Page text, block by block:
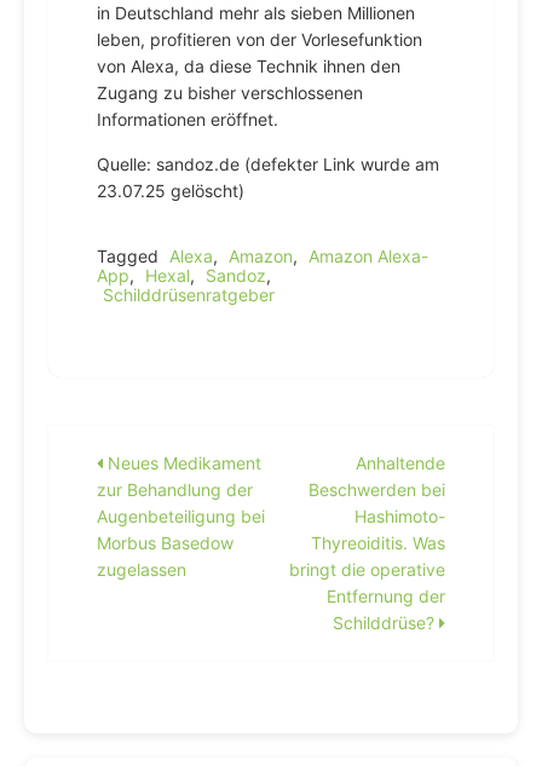
in Deutschland mehr als sieben Millionen
leben, profitieren von der Vorlesefunktion
von Alexa, da diese Technik ihnen den
Zugang zu bisher verschlossenen
Informationen eröffnet.
Quelle: sandoz.de (defekter Link wurde am
23.07.25 gelöscht)
Tagged Alexa, Amazon,
Amazon Alexa-
App, Hexal, Sandoz,
Schilddrüsenratgeber
Beitragsnavigation
Neues Medikament
zur Behandlung der
Augenbeteiligung bei
Morbus Basedow
zugelassen
Anhaltende
Beschwerden bei
Hashimoto-
Thyreoiditis. Was
bringt die operative
Entfernung der
Schilddrüse?